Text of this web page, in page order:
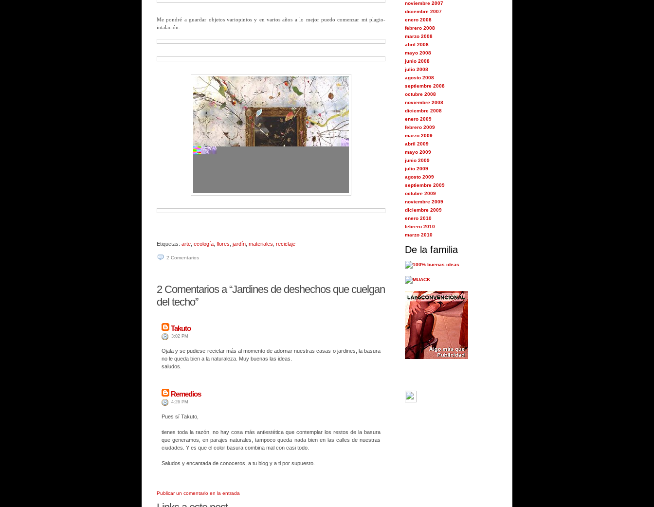
Me pondré a guardar objetos variopintos y en varios años a lo mejor puedo comenzar mi plagio-
intalación.
Etiquetas: arte ecología flores jardín materiales reciclaje
2 Comentarios
2 Comentarios a “Jardines de deshechos que cuelgan
del techo”
Takuto
3:02 PM
Ojala y se pudiese reciclar más al momento de adornar nuestras casas o jardines, la basura
no le queda bien a la naturaleza. Muy buenas las ideas.
saludos.
Remedios
4:26 PM
Pues sí Takuto,
tienes toda la razón, no hay cosa más antiestética que contemplar los restos de la basura
que generamos, en parajes naturales, tampoco queda nada bien en las calles de nuestras
ciudades. Y es que el color basura combina mal con casi todo.
Saludos y encantada de conoceros, a tu blog y a ti por supuesto.
Publicar un comentario en la entrada
noviembre 2007
diciembre 2007
enero 2008
febrero 2008
marzo 2008
abril 2008
mayo 2008
junio 2008
julio 2008
agosto 2008
septiembre 2008
octubre 2008
noviembre 2008
diciembre 2008
enero 2009
febrero 2009
marzo 2009
abril 2009
mayo 2009
junio 2009
julio 2009
agosto 2009
septiembre 2009
octubre 2009
noviembre 2009
diciembre 2009
enero 2010
febrero 2010
marzo 2010
De la familia